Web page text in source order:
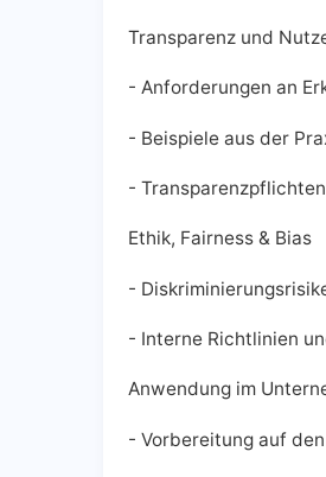
Transparenz und
- Anforderungen an
- Beispiele aus der
-
Ethik, Fairness & Bias
-
- Interne Richtlinien
Anwendung im
- Vorbereitung auf